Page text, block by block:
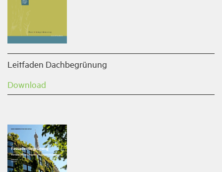
Leitfaden Dachbegrünung
Download